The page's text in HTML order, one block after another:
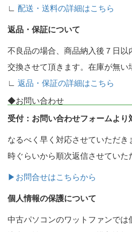
∟ 配送・送料の詳細はこちら
返品・保証について
不良品の場合、商品納入後７日以
交換させて頂きます。在庫が無い
∟ 返品・保証の詳細はこちら
◆お問い合わせ
受付：お問い合わせフォームより
なるべく早く対応させていただ
時ぐらいから順次返信させていた
▶お問合せはこちらから
個人情報の保護について
中古パソコンのワットファンで